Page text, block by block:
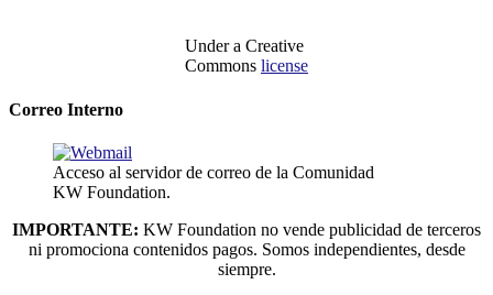
Under a Creative
Commons license
Correo Interno
Acceso al servidor de correo de la Comunidad
KW Foundation.
IMPORTANTE: KW Foundation no vende publicidad de terceros
ni promociona contenidos pagos. Somos independientes, desde
siempre.